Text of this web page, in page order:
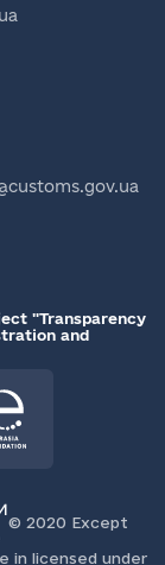
"Transparency
and
© 2020 Except
in licensed under